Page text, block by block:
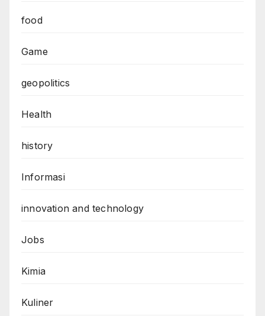
food
Game
geopolitics
Health
history
Informasi
innovation and technology
Jobs
Kimia
Kuliner